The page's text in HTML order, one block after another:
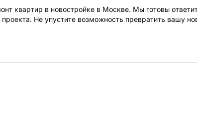
квартир в новостройке в Москве. Мы готовы
Не упустите возможность превратить вашу